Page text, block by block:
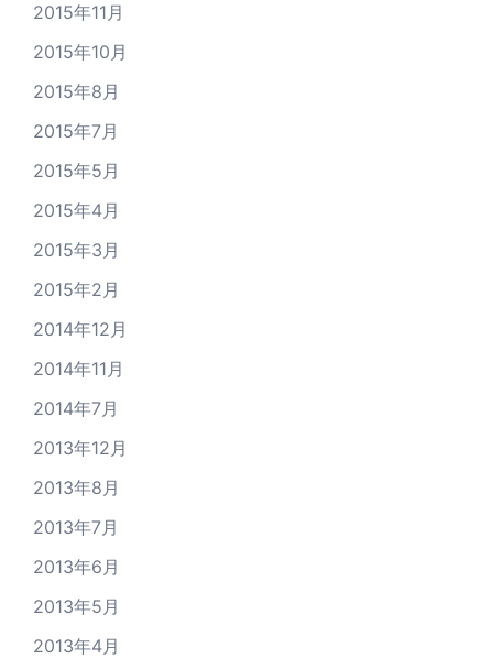
2015年11月
2015年10月
2015年8月
2015年7月
2015年5月
2015年4月
2015年3月
2015年2月
2014年12月
2014年11月
2014年7月
2013年12月
2013年8月
2013年7月
2013年6月
2013年5月
2013年4月